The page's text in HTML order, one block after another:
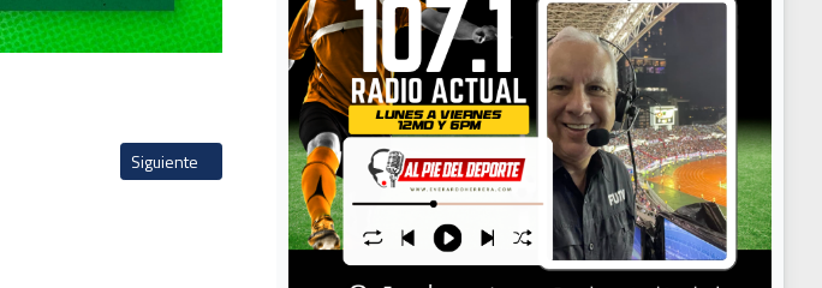
Artículo siguiente: El uno a uno de un clásico con Saprihora
Siguiente